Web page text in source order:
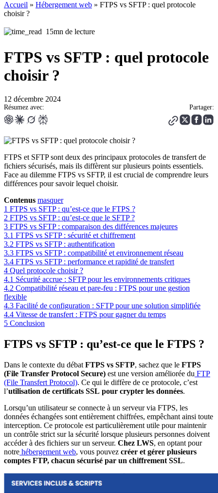
Accueil » Hébergement web » FTPS vs SFTP : quel protocole
choisir ?
15mn de lecture
FTPS vs SFTP : quel protocole
choisir ?
12 décembre 2024
Résumez avec: Partager:
FTPS et SFTP sont deux des principaux protocoles de transfert de
fichiers sécurisés, mais ils diffèrent sur plusieurs points essentiels.
Face au dilemme FTPS vs SFTP, il est crucial de comprendre leurs
différences pour savoir lequel choisir.
Contenus masquer
1 FTPS vs SFTP : qu’est-ce que le FTPS ?
2 FTPS vs SFTP : qu’est-ce que le SFTP ?
3 FTPS vs SFTP : comparaison des différences majeures
3.1 FTPS vs SFTP : sécurité et chiffrement
3.2 FTPS vs SFTP : authentification
3.3 FTPS vs SFTP : compatibilité et environnement réseau
3.4 FTPS vs SFTP : performance et rapidité de transfert
4 Quel protocole choisir ?
4.1 Sécurité accrue : SFTP pour les environnements critiques
4.2 Compatibilité réseau et pare-feu : FTPS pour une gestion
flexible
4.3 Facilité de configuration : SFTP pour une solution simplifiée
4.4 Vitesse de transfert : FTPS pour gagner du temps
5 Conclusion
FTPS vs SFTP : qu’est-ce que le FTPS ?
Dans le contexte du débat FTPS vs SFTP, sachez que le FTPS
(File Transfer Protocol Secure) est une version améliorée du FTP
(File Transfert Protocol). Ce qui le diffère de ce protocole, c’est
l’utilisation de certificats SSL pour crypter les données.
Lorsqu’un utilisateur se connecte à un serveur via FTPS, les
données échangées sont entièrement chiffrées, empêchant ainsi toute
interception. Ce protocole est particulièrement utile pour maintenir
un contrôle strict sur la sécurité lorsque plusieurs personnes doivent
accéder à des fichiers sur un serveur. Chez LWS, en optant pour
notre hébergement web, vous pouvez créer et gérer plusieurs
comptes FTP, chacun sécurisé par un chiffrement SSL.